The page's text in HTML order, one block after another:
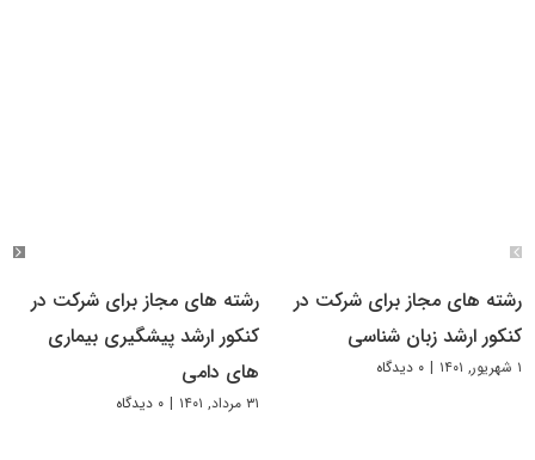
رشته های مجاز برای شرکت در
کنکور ارشد زبان شناسی
۱ شهریور, ۱۴۰۱ | ۰ دیدگاه
رشته های مجاز برای شرکت در
کنکور ارشد پیشگیری بیماری
های دامی
۳۱ مرداد, ۱۴۰۱ | ۰ دیدگاه